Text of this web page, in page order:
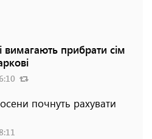
вимагають прибрати сім
почнуть рахувати